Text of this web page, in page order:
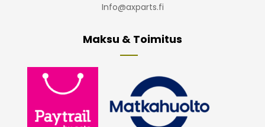
Info@axparts.fi
Maksu & Toimitus